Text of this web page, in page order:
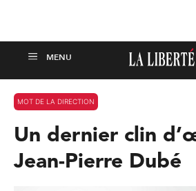
MOT DE LA DIRECTION
Un dernier clin
Jean-Pierre Dubé